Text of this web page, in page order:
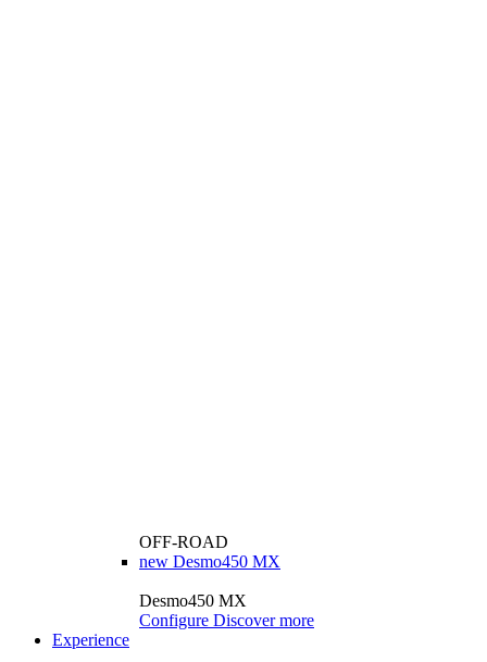
OFF-ROAD
new Desmo450 MX
Desmo450 MX
Configure Discover more
Experience